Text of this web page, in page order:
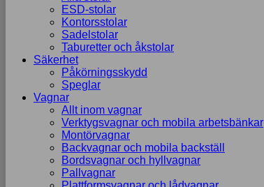
ESD-stolar
Kontorsstolar
Sadelstolar
Taburetter och åkstolar
Säkerhet
Påkörningsskydd
Speglar
Vagnar
Allt inom vagnar
Verktygsvagnar och mobila arbetsbänkar
Montörvagnar
Backvagnar och mobila backställ
Bordsvagnar och hyllvagnar
Pallvagnar